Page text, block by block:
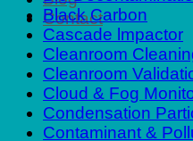
Contact
Black Carbon
Cascade lmpactor
Cleanroom
Cleanroom
Cloud & Fog
Condensation
Contaminant &